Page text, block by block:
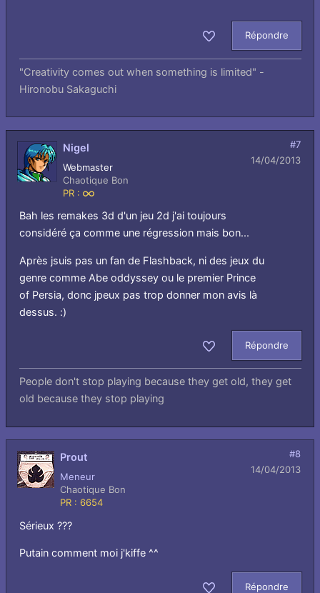
Répondre
"Creativity comes out when something is limited" -
Hironobu Sakaguchi
Nigel
Webmaster
Chaotique Bon
PR :
#7
14/04/2013
Bah les remakes 3d d'un jeu 2d j'ai toujours
considéré ça comme une régression mais bon...
Après jsuis pas un fan de Flashback, ni des jeux du
genre comme Abe oddyssey ou le premier Prince
of Persia, donc jpeux pas trop donner mon avis là
dessus. :)
Répondre
People don't stop playing because they get old, they get
old because they stop playing
Prout
Meneur
Chaotique Bon
PR : 6654
#8
14/04/2013
Sérieux ???
Putain comment moi j'kiffe ^^
Répondre